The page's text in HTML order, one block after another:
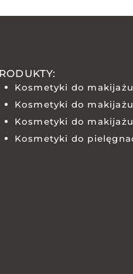
Kosmetyki do
Kosmetyki do
Kosmetyki do
Kosmetyki do